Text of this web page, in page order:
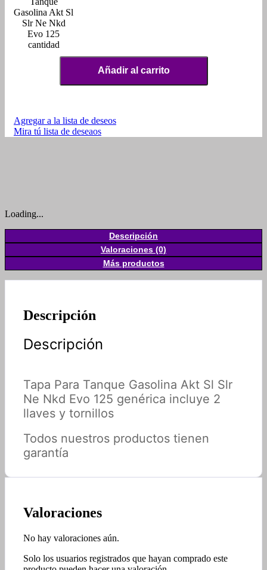
Gasolina Akt Sl
Slr Ne Nkd
Evo 125
cantidad
Añadir al carrito
Agregar a la lista de deseos
Mira tú lista de deseaos
Loading...
Descripción
Valoraciones (0)
Más productos
Descripción
Descripción
Tapa Para Tanque Gasolina Akt Sl Slr
Ne Nkd Evo 125 genérica incluye 2
llaves y tornillos
Todos nuestros productos tienen
garantía
Valoraciones
No hay valoraciones aún.
Solo los usuarios registrados que hayan comprado este